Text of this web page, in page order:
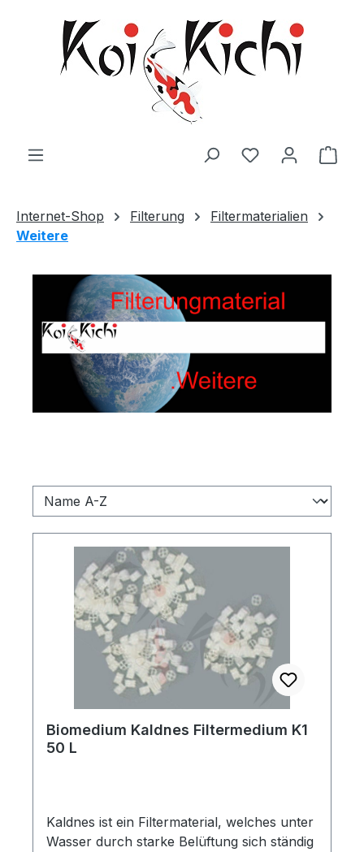
Zum Hauptinhalt springen
Internet-Shop Filterung
Filtermaterialien
Weitere
Biomedium Kaldnes Filtermedium K1
50 L
Kaldnes ist ein Filtermaterial, welches unter
Wasser durch starke Belüftung sich ständig